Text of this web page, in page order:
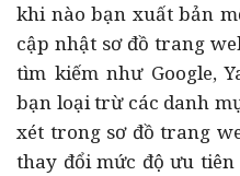
khi nào bạn xuất bản
cập nhật sơ đồ trang
tìm kiếm như Google,
bạn loại trừ các danh
xét trong sơ đồ trang
thay đổi mức độ ưu